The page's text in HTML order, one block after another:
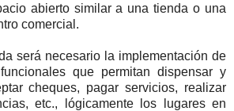
abierto similar a una tienda o una
comercial.
será necesario la implementación de
que permitan dispensar y
cheques, pagar servicios, realizar
etc., lógicamente los lugares en